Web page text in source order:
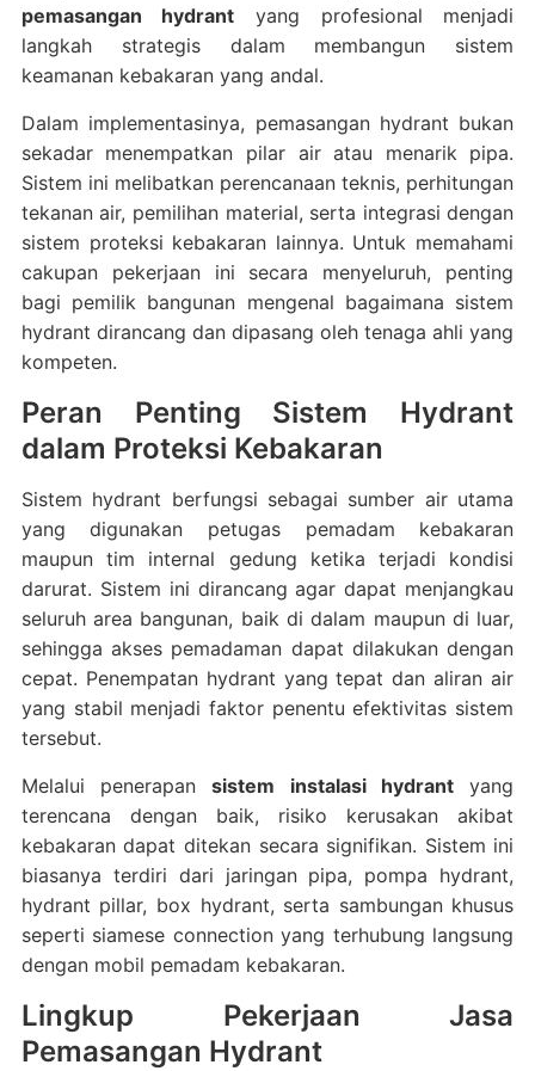
pemasangan hydrant yang profesional menjadi
langkah strategis dalam membangun sistem
keamanan kebakaran yang andal.
Dalam implementasinya, pemasangan hydrant bukan
sekadar menempatkan pilar air atau menarik pipa.
Sistem ini melibatkan perencanaan teknis, perhitungan
tekanan air, pemilihan material, serta integrasi dengan
sistem proteksi kebakaran lainnya. Untuk memahami
cakupan pekerjaan ini secara menyeluruh, penting
bagi pemilik bangunan mengenal bagaimana sistem
hydrant dirancang dan dipasang oleh tenaga ahli yang
kompeten.
Peran Penting Sistem Hydrant
dalam Proteksi Kebakaran
Sistem hydrant berfungsi sebagai sumber air utama
yang digunakan petugas pemadam kebakaran
maupun tim internal gedung ketika terjadi kondisi
darurat. Sistem ini dirancang agar dapat menjangkau
seluruh area bangunan, baik di dalam maupun di luar,
sehingga akses pemadaman dapat dilakukan dengan
cepat. Penempatan hydrant yang tepat dan aliran air
yang stabil menjadi faktor penentu efektivitas sistem
tersebut.
Melalui penerapansistem instalasi hydrantyang
terencana dengan baik, risiko kerusakan akibat
kebakaran dapat ditekan secara signifikan. Sistem ini
biasanya terdiri dari jaringan pipa, pompa hydrant,
hydrant pillar, box hydrant, serta sambungan khusus
seperti siamese connection yang terhubung langsung
dengan mobil pemadam kebakaran.
Lingkup Pekerjaan Jasa
Pemasangan Hydrant